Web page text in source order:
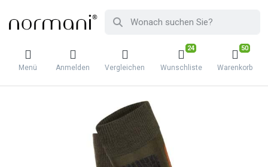
Menü Anmelden Vergleichen
24
Wunschliste
50
Warenkorb